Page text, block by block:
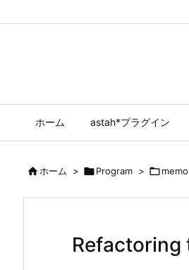
ホーム astah*プラグイン
ホーム > Program > memo
Refactoring